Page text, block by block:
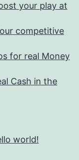
your play at
competitive
for real Money
Cash in the
world!